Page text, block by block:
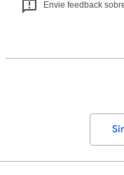
Envie feedback